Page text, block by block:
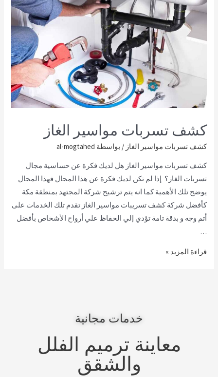
كشف تسربات مواسير الغاز
كشف تسربات مواسير الغاز / بواسطة al-mogtahed
كشف تسربات مواسير الغاز هل لديك فكرة عن حساسية مجال
تسربات الغاز؟ إذا لم تكن لديك فكرة عن هذا المجال فهذا المجال
يوضح تلك الأهمية كما انه يتم ترشيح شركة المجتهد بمنطقة مكة
كأفضل شركة كشف تسريبات مواسير الغاز تقدم تلك الخدمات على
أتم وجه و بدقة تامة تؤدي إلي الحفاظ علي أرواح الأشخاص بأفضل
…
قراءة المزيد »
خدمات مجانية
معاينة ترميم الفلل
والشقق